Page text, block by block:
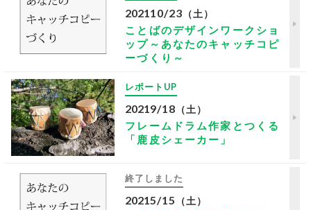
202110/23 （土）
ことばのデザインワークショ
ップ～あなたのキャッチコピ
ーづくり～
レポートUP
20219/18 （土）
フレームドラム作家とつくる
「鹿皮シェーカー」
終了しました
20215/15 （土）